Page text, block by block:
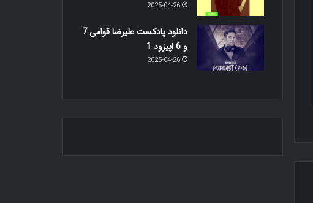
2025-04-26
دانلود پادکست علیرضا قوامی 7
و 6 اپیزود 1
2025-04-26